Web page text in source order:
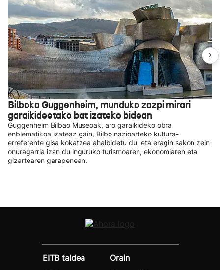
Bilboko Guggenheim, munduko zazpi mirari
garaikideetako bat izateko bidean
Guggenheim Bilbao Museoak, aro garaikideko obra
enblematikoa izateaz gain, Bilbo nazioarteko kultura-
erreferente gisa kokatzea ahalbidetu du, eta eragin sakon zein
onuragarria izan du inguruko turismoaren, ekonomiaren eta
gizartearen garapenean.
EITB taldea
Orain